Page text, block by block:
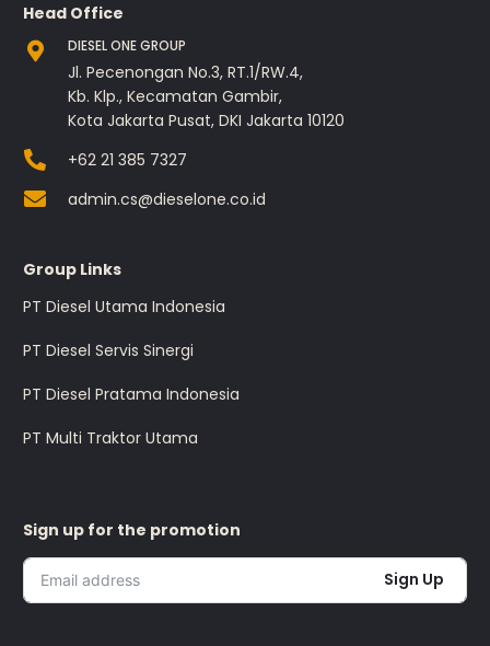
Head Office
DIESEL ONE GROUP
Jl. Pecenongan No.3, RT.1/RW.4,
Kb. Klp., Kecamatan Gambir,
Kota Jakarta Pusat, DKI Jakarta 10120
+62 21 385 7327
admin.cs@dieselone.co.id
Group Links
PT Diesel Utama Indonesia
PT Diesel Servis Sinergi
PT Diesel Pratama Indonesia
PT Multi Traktor Utama
Sign up for the promotion
Sign Up